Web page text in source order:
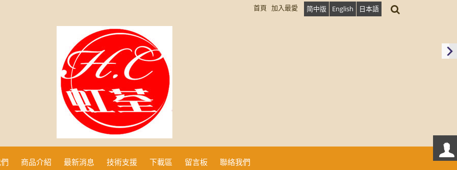
首頁 加入最愛 简中版 English 日本語
商品介紹 最新消息 技術支援 下載區 留言板 聯絡我們